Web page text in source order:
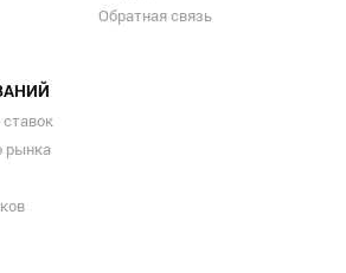
Обратная связь
рынка